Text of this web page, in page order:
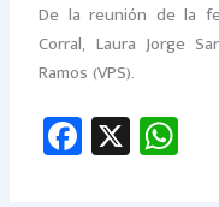
De la reunión de la
Corral, Laura Jorge
Ramos (VPS).
Fa
ce
X